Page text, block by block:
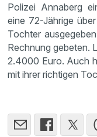
Polizei Annaberg
eine 72-Jährige
Tochter
Rechnung gebeten.
2.4000 Euro. Auch
mit ihrer richtigen